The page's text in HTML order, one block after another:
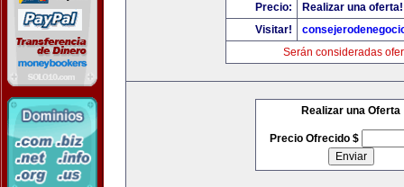
Precio:
Realizar una oferta!
Visitar!
Serán consideradas
Realizar una Oferta
Precio Ofrecido $